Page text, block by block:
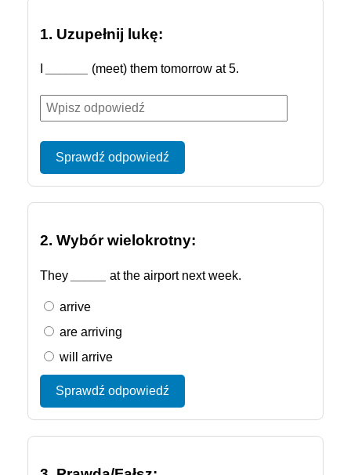
1. Uzupełnij lukę:
(meet) them tomorrow at 5.
Sprawdź odpowiedź
2. Wybór wielokrotny:
They at the airport next week.
arrive
are arriving
will arrive
Sprawdź odpowiedź